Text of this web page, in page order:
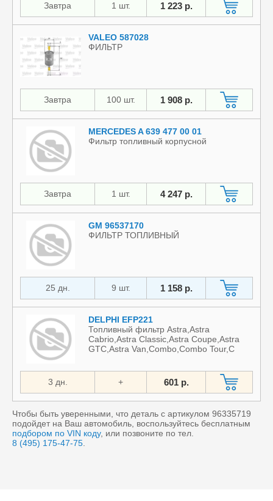
Завтра 1 шт. 1 223 р.
VALEO 587028
ФИЛЬТР
Завтра 100 шт. 1 908 р.
MERCEDES A 639 477 00 01
Фильтр топливный корпусной
Завтра 1 шт. 4 247 р.
GM 96537170
ФИЛЬТР ТОПЛИВНЫЙ
25 дн. 9 шт. 1 158 р.
DELPHI EFP221
Топливный фильтр Astra,Astra
Cabrio,Astra Classic,Astra Coupe,Astra
GTC,Astra Van,Combo,Combo Tour,C
3 дн. + 601 р.
Чтобы быть уверенными, что деталь с артикулом 96335719
подойдет на Ваш автомобиль, воспользуйтесь бесплатным
подбором по VIN коду, или позвоните по тел.
8 (495) 175-47-75